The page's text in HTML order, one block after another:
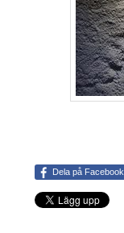
Dela på Facebook